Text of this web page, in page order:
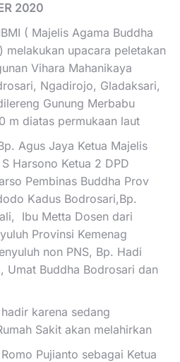
2020
( Majelis Agama Buddha
melakukan upacara peletakan
Vihara Mahanikaya
Ngadirojo, Gladaksari,
Gunung Merbabu
m diatas permukaan laut
Agus Jaya Ketua Majelis
Harsono Ketua 2 DPD
Pembinas Buddha Prov
Kadus Bodrosari,Bp.
Ibu Metta Dosen dari
Provinsi Kemenag
non PNS, Bp. Hadi
Umat Buddha Bodrosari dan
karena sedang
Sakit akan melahirkan
Pujianto sebagai Ketua